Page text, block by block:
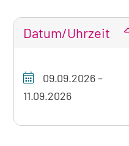
Übersicht
unseres
Seminarangebots
zum
Datum/Uhrzeit
09.09.2026–
11.09.2026